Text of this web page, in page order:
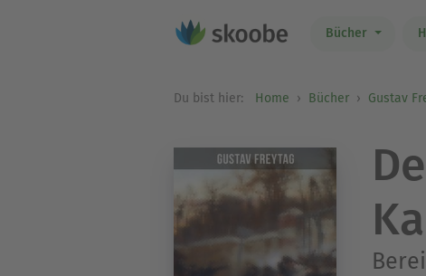
Bücher
Du bist hier: Home Bücher Gustav